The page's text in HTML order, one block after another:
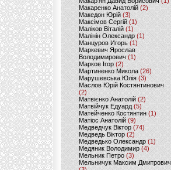
Макаренко Анатолій (2)
Македон Юрій(3)
Максімов Сергій (1)
Маліков Віталій (1)
Малінін Олександр (1)
Манцуров Игорь (1)
Маркевич Ярослав
Володимирович (1)
Марков Ігор (2)
Мартиненко Микола (26)
Марушевська Юлія (3)
Маслов Юрій Костянтинович
(2)
Матвієнко Анатолій (2)
Матвійчук Едуард(5)
Матейченко Костянтин (1)
Матіос Анатолій (9)
Медведчук Віктор(74)
Медведь Віктор (2)
Медведько Олександр (1)
Медяник Володимир(4)
Мельник Петро (3)
Мельничук Максим Дмитрович